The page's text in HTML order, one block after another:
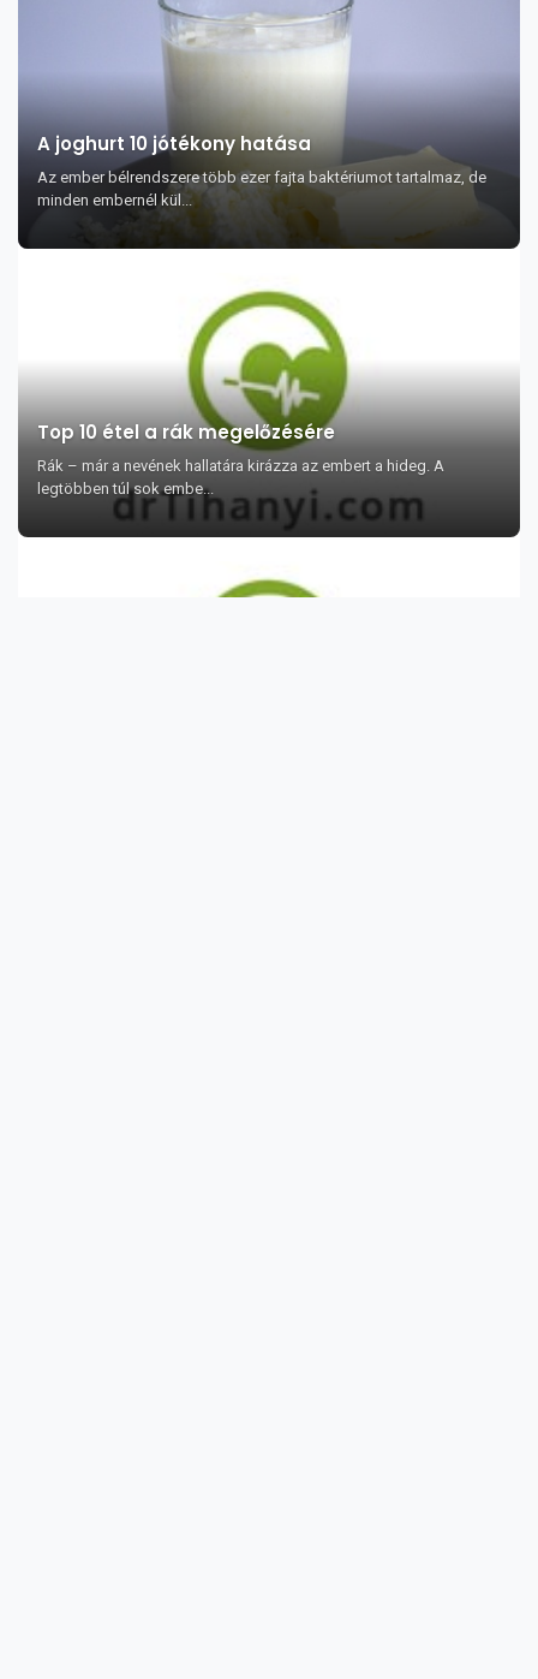
A joghurt 10 jótékony hatása
Az ember bélrendszere több ezer fajta baktériumot tartalmaz, de
minden embernél kül...
Top 10 étel a rák megelőzésére
Rák – már a nevének hallatára kirázza az embert a hideg. A
legtöbben túl sok embe...